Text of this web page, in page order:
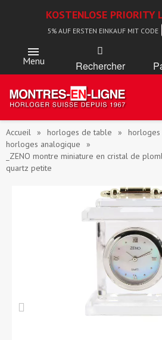
KOSTENLOSE PRIORITY
5% AUF ERSTEN EINKAUF MIT CODE
Menu Rechercher
Accueil horloges de table
horloges
horloges analogique
_ZENO montre miniature en cristal de
quartz petite